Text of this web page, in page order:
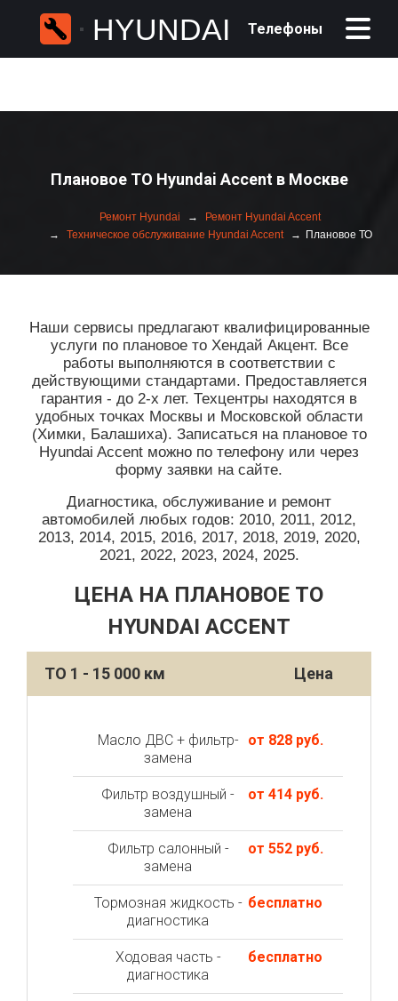
HYUNDAI Телефоны
Плановое ТО Hyundai Accent в Москве
Ремонт Hyundai
Ремонт Hyundai Accent
Техническое обслуживание Hyundai Accent
Плановое ТО
Наши сервисы предлагают квалифицированные
услуги по плановое то Хендай Акцент. Все
работы выполняются в соответствии с
действующими стандартами. Предоставляется
гарантия - до 2-х лет. Техцентры находятся в
удобных точках Москвы и Московской области
(Химки, Балашиха). Записаться на плановое то
Hyundai Accent можно по телефону или через
форму заявки на сайте.
Диагностика, обслуживание и ремонт
автомобилей любых годов: 2010, 2011, 2012,
2013, 2014, 2015, 2016, 2017, 2018, 2019, 2020,
2021, 2022, 2023, 2024, 2025.
ЦЕНА НА ПЛАНОВОЕ ТО
HYUNDAI ACCENT
ТО 1 - 15 000 км Цена
Масло ДВС + фильтр-
замена
от 828 руб.
Фильтр воздушный -
замена
от 414 руб.
Фильтр салонный -
замена
от 552 руб.
Тормозная жидкость -
диагностика
бесплатно
Ходовая часть -
диагностика
бесплатно